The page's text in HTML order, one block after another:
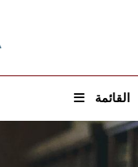
القائمة